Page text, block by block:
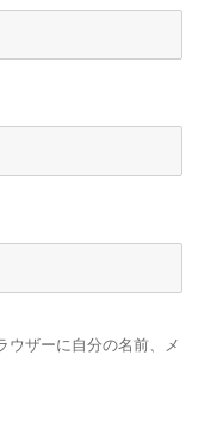
ウザーに自分の名前、メ